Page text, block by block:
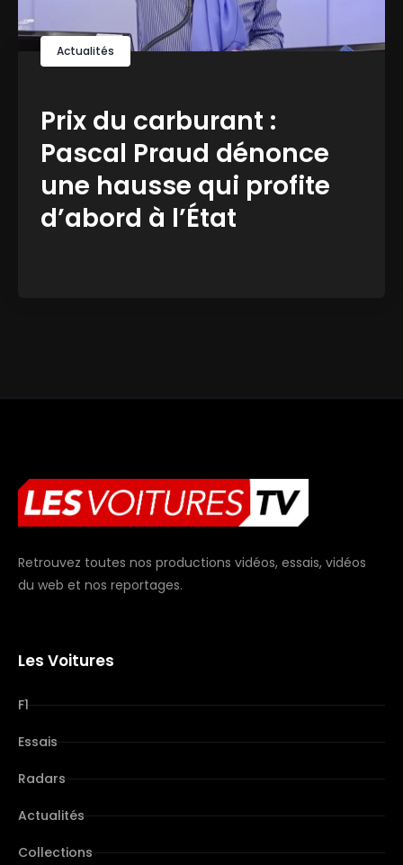
Actualités
Prix du carburant :
Pascal Praud dénonce
une hausse qui profite
d’abord à l’État
Retrouvez toutes nos productions vidéos, essais, vidéos
du web et nos reportages.
Les Voitures
F1
Essais
Radars
Actualités
Collections